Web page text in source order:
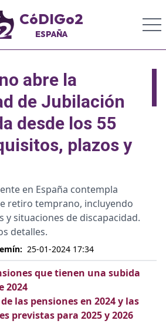
CóDIGo2
ESPAÑA
abre la
de Jubilación
desde los 55
plazos y
en España contempla
retiro temprano, incluyendo
y situaciones de discapacidad.
detalles.
: 25-01-2024 17:34
que tienen una subida
2024
las pensiones en 2024 y las
previstas para 2025 y 2026